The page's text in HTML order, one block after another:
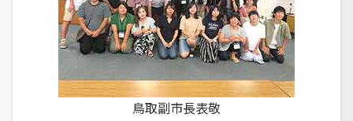
鳥取副市長表敬